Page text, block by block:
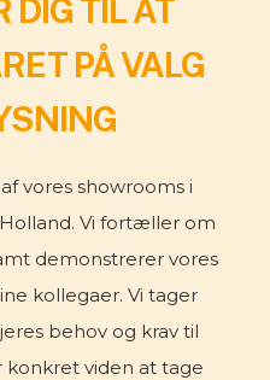
DIG TIL AT
PÅ VALG
vores showrooms i
Vi fortæller om
demonstrerer vores
kollegaer. Vi tager
behov og krav til
konkret viden at tage